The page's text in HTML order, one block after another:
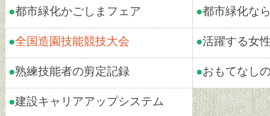
●都市緑化かごしまフェア ●都市緑化な
●全国造園技能競技大会 ●活躍する女
●熟練技能者の剪定記録 ●おもてなし
●建設キャリアアップシステム